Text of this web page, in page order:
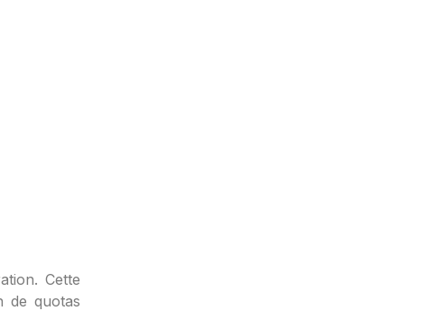
Cette
de quotas